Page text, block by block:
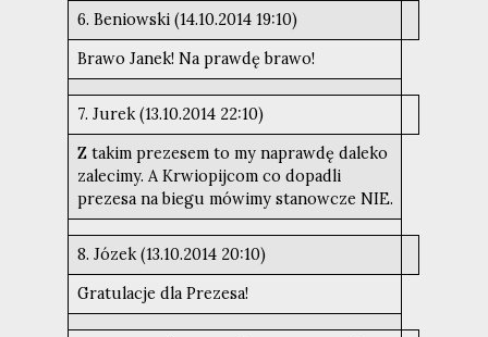
6. Beniowski (14.10.2014 19:10)
Brawo Janek! Na prawdę brawo!
7. Jurek (13.10.2014 22:10)
Z takim prezesem to my naprawdę daleko
zalecimy. A Krwiopijcom co dopadli
prezesa na biegu mówimy stanowcze NIE.
8. Józek (13.10.2014 20:10)
Gratulacje dla Prezesa!